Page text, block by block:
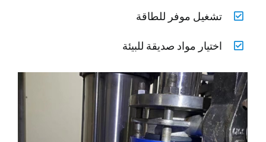
تشغيل موفر للطاقة
اختيار مواد صديقة للبيئة